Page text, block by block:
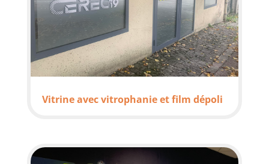
Vitrine avec vitrophanie et film dépoli